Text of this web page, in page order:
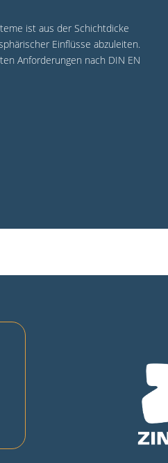
ist aus der Schichtdicke
Einflüsse abzuleiten.
Anforderungen nach DIN EN